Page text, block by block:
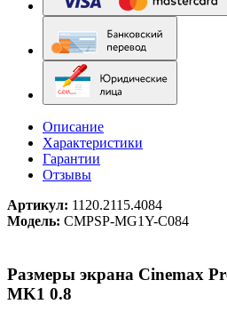
Описание
Характеристики
Гарантии
Отзывы
Артикул: 1120.2115.4084
Модель: CMPSP-MG1Y-C084
Размеры экрана Cinemax
MK1 0.8